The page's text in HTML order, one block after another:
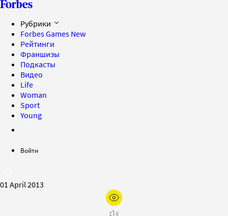
Рубрики
Forbes Games New
Рейтинги
Франшизы
Подкасты
Видео
Life
Woman
Sport
Young
Войти
01 April 2013